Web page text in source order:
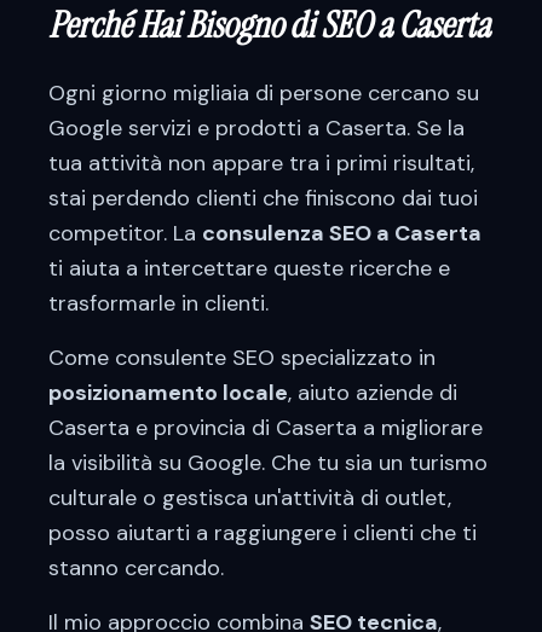
Perché Hai Bisogno di SEO aCaserta
Ogni giorno migliaia di persone cercano su
Google servizi e prodotti a Caserta. Se la
tua attività non appare tra i primi risultati,
stai perdendo clienti che finiscono dai tuoi
competitor. La consulenza SEO a Caserta
ti aiuta a intercettare queste ricerche e
trasformarle in clienti.
Come consulente SEO specializzato in
posizionamento locale, aiuto aziende di
Caserta e provincia di Caserta a migliorare
la visibilità su Google. Che tu sia un turismo
culturale o gestisca un'attività di outlet,
posso aiutarti a raggiungere i clienti che ti
stanno cercando.
Il mio approccio combina SEO tecnica,